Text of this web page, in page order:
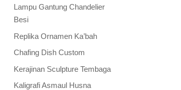
Lampu Gantung Chandelier
Besi
Replika Ornamen Ka’bah
Chafing Dish Custom
Kerajinan Sculpture Tembaga
Kaligrafi Asmaul Husna